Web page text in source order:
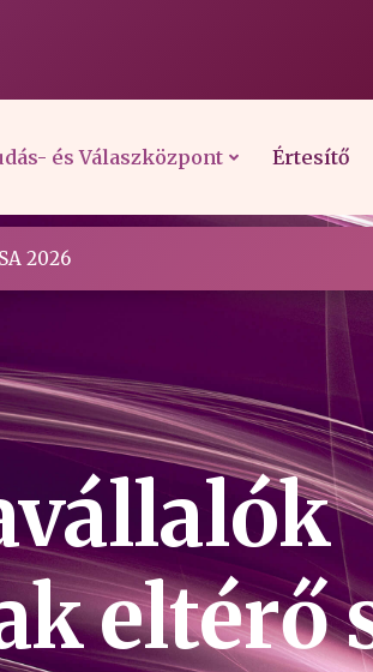
és Válaszközpont Értesítő
2026
eltérő